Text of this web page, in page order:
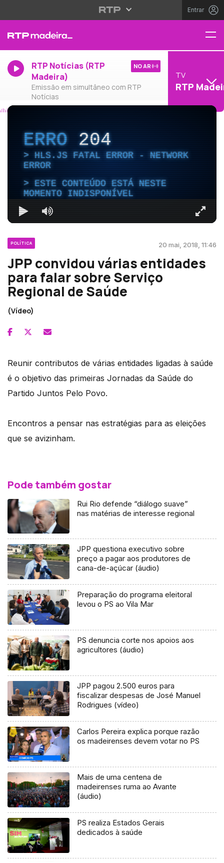
Entrar
RTP Notícias (RTP
Madeira)
Emissão em simultâneo com RTP
Notícias
NO AR
TV
RTP
ERRO204
HLS.JS FATAL ERROR - NETWORK
ERROR
ESTE CONTEÚDO ESTÁ NESTE
MOMENTO INDISPONÍVEL
POLÍTICA 20 mai, 2018, 11:46
JPP convidou várias entidades
para falar sobre Serviço
Regional de Saúde
(Vídeo)
Reunir contributos de várias entidades ligadas à saúde
é o objetivo das primeiras Jornadas da Saúde do
Partido Juntos Pelo Povo.
Encontros a pensar nas estratégias para as eleições
que se avizinham.
Pode também gostar
Rui Rio defende “diálogo suave”
nas matérias de interesse regional
JPP questiona executivo sobre
preço a pagar aos produtores de
cana-de-açúcar (áudio)
Preparação do programa eleitoral
levou o PS ao Vila Mar
PS denuncia corte nos apoios aos
agricultores (áudio)
JPP pagou 2.500 euros para
fiscalizar despesas de José Manuel
Rodrigues (vídeo)
Carlos Pereira explica porque razão
os madeirenses devem votar no PS
Mais de uma centena de
madeirenses ruma ao Avante
(áudio)
PS realiza Estados Gerais
dedicados à saúde